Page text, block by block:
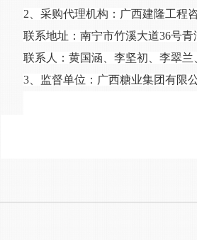
2、采购代理机构：广西建隆工程
联系地址：南宁市竹溪大道36号青
联系人：黄国涵、李坚初、李翠兰
3、监督单位：广西糖业集团有限